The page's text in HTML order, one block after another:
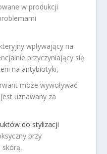
w produkcji
wpływający na
przyczyniający się
na antybiotyki,
może wywoływać
uznawany za
do stylizacji
przy
skórą,